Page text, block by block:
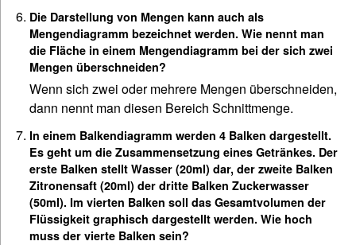
Die Darstellung von Mengen kann auch als
Mengendiagramm bezeichnet werden. Wie nennt man
die Fläche in einem Mengendiagramm bei der sich zwei
Mengen überschneiden?
Wenn sich zwei oder mehrere Mengen überschneiden,
dann nennt man diesen Bereich Schnittmenge.
In einem Balkendiagramm werden 4 Balken dargestellt.
Es geht um die Zusammensetzung eines Getränkes. Der
erste Balken stellt Wasser (20ml) dar, der zweite Balken
Zitronensaft (20ml) der dritte Balken Zuckerwasser
(50ml). Im vierten Balken soll das Gesamtvolumen der
Flüssigkeit graphisch dargestellt werden. Wie hoch
muss der vierte Balken sein?